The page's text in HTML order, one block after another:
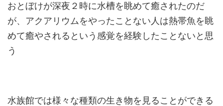
おとぼけが深夜２時に水槽を眺めて癒されたのだ
が、アクアリウムをやったことない人は熱帯魚を眺
めて癒やされるという感覚を経験したことないと思
う
水族館では様々な種類の生き物を見ることができる